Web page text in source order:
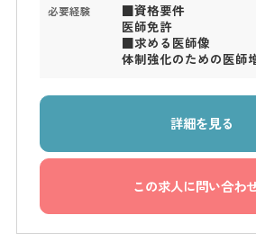
必要経験
■資格要件
医師免許
■求める医師像
体制強化のための医師
詳細を見る
この求人に問い合わ